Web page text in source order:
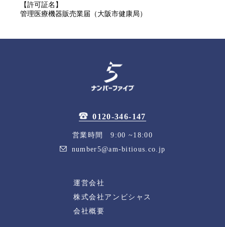
【許可証名】
管理医療機器販売業届（大阪市健康局）
0120-346-147
営業時間 9:00 ~18:00
number5@am-bitious.co.jp
運営会社
株式会社アンビシャス
会社概要